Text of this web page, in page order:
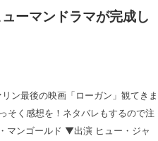
ーマンドラマが完成し
ン最後の映画「ローガン」観てきま
そく感想を！ネタバレもするので注
マンゴールド ▼出演 ヒュー・ジャ